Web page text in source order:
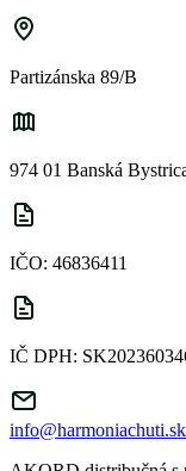
Partizánska 89/B
974 01 Banská
IČO: 46836411
IČ DPH:
info@harmoniachuti.sk